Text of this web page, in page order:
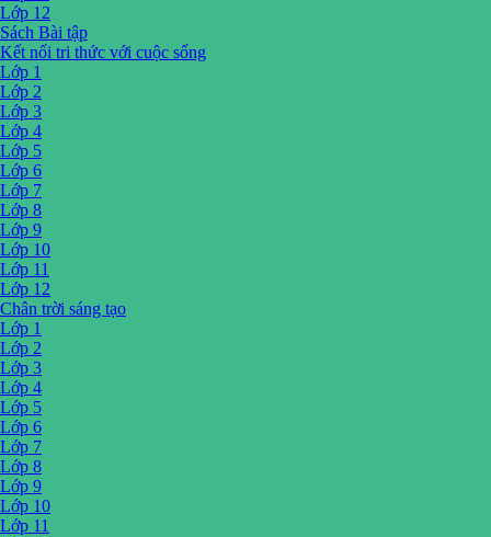
Lớp 12
Sách Bài tập
Kết nối tri thức với cuộc sống
Lớp 1
Lớp 2
Lớp 3
Lớp 4
Lớp 5
Lớp 6
Lớp 7
Lớp 8
Lớp 9
Lớp 10
Lớp 11
Lớp 12
Chân trời sáng tạo
Lớp 1
Lớp 2
Lớp 3
Lớp 4
Lớp 5
Lớp 6
Lớp 7
Lớp 8
Lớp 9
Lớp 10
Lớp 11